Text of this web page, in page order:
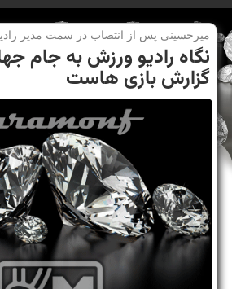
میرحسینی پس از انتصاب در سمت مدیر
نگاه رادیو ورزش به جام
گزارش بازی هاست